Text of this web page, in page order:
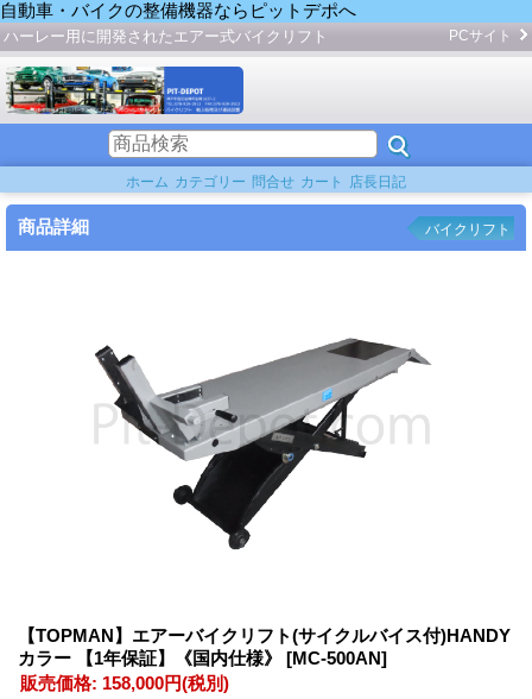
自動車・バイクの整備機器ならピットデポへ
ハーレー用に開発されたエアー式バイクリフト PCサイト
ホーム カテゴリー 問合せ カート 店長日記
商品詳細 バイクリフト
【TOPMAN】エアーバイクリフト(サイクルバイス付)HANDY
カラー 【1年保証】《国内仕様》 [MC-500AN]
販売価格: 158,000円(税別)